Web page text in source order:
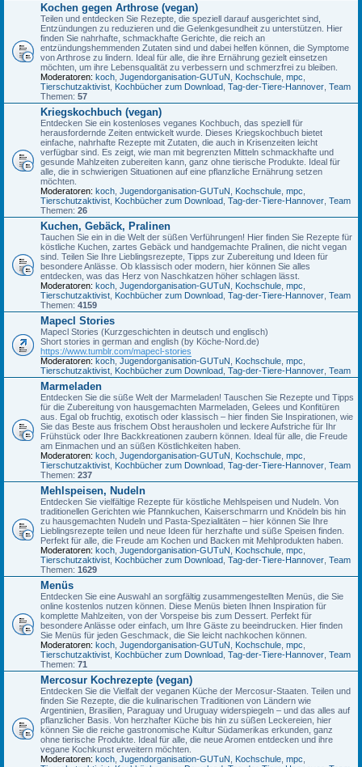
Kochen gegen Arthrose (vegan)
Teilen und entdecken Sie Rezepte, die speziell darauf ausgerichtet sind,
Entzündungen zu reduzieren und die Gelenkgesundheit zu unterstützen. Hier
finden Sie nahrhafte, schmackhafte Gerichte, die reich an
entzündungshemmenden Zutaten sind und dabei helfen können, die Symptome
von Arthrose zu lindern. Ideal für alle, die ihre Ernährung gezielt einsetzen
möchten, um ihre Lebensqualität zu verbessern und schmerzfrei zu bleiben.
Moderatoren: koch Jugendorganisation-GUTuN Kochschule mpc
Tierschutzaktivist Kochbücher zum Download Tag-der-Tiere-Hannover Team
Themen: 57
Kriegskochbuch (vegan)
Entdecken Sie ein kostenloses veganes Kochbuch, das speziell für
herausfordernde Zeiten entwickelt wurde. Dieses Kriegskochbuch bietet
einfache, nahrhafte Rezepte mit Zutaten, die auch in Krisenzeiten leicht
verfügbar sind. Es zeigt, wie man mit begrenzten Mitteln schmackhafte und
gesunde Mahlzeiten zubereiten kann, ganz ohne tierische Produkte. Ideal für
alle, die in schwierigen Situationen auf eine pflanzliche Ernährung setzen
möchten.
Moderatoren: koch Jugendorganisation-GUTuN Kochschule mpc
Tierschutzaktivist Kochbücher zum Download Tag-der-Tiere-Hannover Team
Themen: 26
Kuchen, Gebäck, Pralinen
Tauchen Sie ein in die Welt der süßen Verführungen! Hier finden Sie Rezepte für
köstliche Kuchen, zartes Gebäck und handgemachte Pralinen, die nicht vegan
sind. Teilen Sie Ihre Lieblingsrezepte, Tipps zur Zubereitung und Ideen für
besondere Anlässe. Ob klassisch oder modern, hier können Sie alles
entdecken, was das Herz von Naschkatzen höher schlagen lässt.
Moderatoren: koch Jugendorganisation-GUTuN Kochschule mpc
Tierschutzaktivist Kochbücher zum Download Tag-der-Tiere-Hannover Team
Themen: 4159
Mapecl Stories
Mapecl Stories (Kurzgeschichten in deutsch und englisch)
Short stories in german and english (by Köche-Nord.de)
https://www.tumblr.com/mapecl-stories
Moderatoren: koch Jugendorganisation-GUTuN Kochschule mpc
Tierschutzaktivist Kochbücher zum Download Tag-der-Tiere-Hannover Team
Marmeladen
Entdecken Sie die süße Welt der Marmeladen! Tauschen Sie Rezepte und Tipps
für die Zubereitung von hausgemachten Marmeladen, Gelees und Konfitüren
aus. Egal ob fruchtig, exotisch oder klassisch – hier finden Sie Inspirationen, wie
Sie das Beste aus frischem Obst herausholen und leckere Aufstriche für Ihr
Frühstück oder Ihre Backkreationen zaubern können. Ideal für alle, die Freude
am Einmachen und an süßen Köstlichkeiten haben.
Moderatoren: koch Jugendorganisation-GUTuN Kochschule mpc
Tierschutzaktivist Kochbücher zum Download Tag-der-Tiere-Hannover Team
Themen: 237
Mehlspeisen, Nudeln
Entdecken Sie vielfältige Rezepte für köstliche Mehlspeisen und Nudeln. Von
traditionellen Gerichten wie Pfannkuchen, Kaiserschmarrn und Knödeln bis hin
zu hausgemachten Nudeln und Pasta-Spezialitäten – hier können Sie Ihre
Lieblingsrezepte teilen und neue Ideen für herzhafte und süße Speisen finden.
Perfekt für alle, die Freude am Kochen und Backen mit Mehlprodukten haben.
Moderatoren: koch Jugendorganisation-GUTuN Kochschule mpc
Tierschutzaktivist Kochbücher zum Download Tag-der-Tiere-Hannover Team
Themen: 1629
Menüs
Entdecken Sie eine Auswahl an sorgfältig zusammengestellten Menüs, die Sie
online kostenlos nutzen können. Diese Menüs bieten Ihnen Inspiration für
komplette Mahlzeiten, von der Vorspeise bis zum Dessert. Perfekt für
besondere Anlässe oder einfach, um Ihre Gäste zu beeindrucken. Hier finden
Sie Menüs für jeden Geschmack, die Sie leicht nachkochen können.
Moderatoren: koch Jugendorganisation-GUTuN Kochschule mpc
Tierschutzaktivist Kochbücher zum Download Tag-der-Tiere-Hannover Team
Themen: 71
Mercosur Kochrezepte (vegan)
Entdecken Sie die Vielfalt der veganen Küche der Mercosur-Staaten. Teilen und
finden Sie Rezepte, die die kulinarischen Traditionen von Ländern wie
Argentinien, Brasilien, Paraguay und Uruguay widerspiegeln – und das alles auf
pflanzlicher Basis. Von herzhafter Küche bis hin zu süßen Leckereien, hier
können Sie die reiche gastronomische Kultur Südamerikas erkunden, ganz
ohne tierische Produkte. Ideal für alle, die neue Aromen entdecken und ihre
vegane Kochkunst erweitern möchten.
Moderatoren: koch Jugendorganisation-GUTuN Kochschule mpc